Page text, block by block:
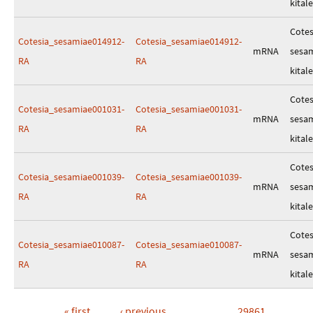
kitale
Cotesia_sesamiae014912-
RA
Cotesia_sesamiae014912-
RA
mRNA
kitale
Cotesia_sesamiae001031-
RA
Cotesia_sesamiae001031-
RA
mRNA
kitale
Cotesia_sesamiae001039-
RA
Cotesia_sesamiae001039-
RA
mRNA
kitale
Cotesia_sesamiae010087-
RA
Cotesia_sesamiae010087-
RA
mRNA
kitale